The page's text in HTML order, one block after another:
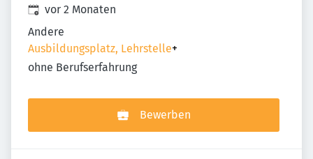
Veröffentlicht:
vor 2 Monaten
Andere
Ausbildungsplatz, Lehrstelle+
ohne Berufserfahrung
Bewerben